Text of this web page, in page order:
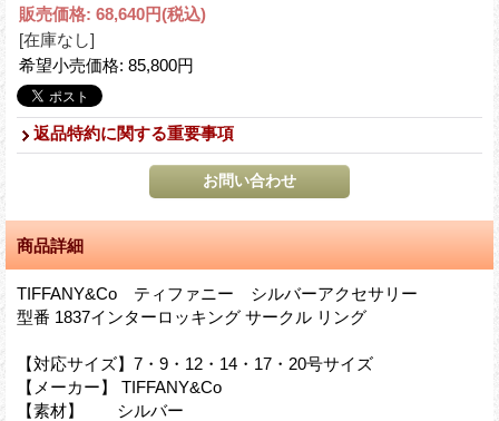
販売価格: 68,640円(税込)
[在庫なし]
希望小売価格: 85,800円
返品特約に関する重要事項
商品詳細
TIFFANY&Co ティファニー シルバーアクセサリー
型番 1837インターロッキング サークル リング
【対応サイズ】7・9・12・14・17・20号サイズ
【メーカー】 TIFFANY&Co
【素材】 シルバー